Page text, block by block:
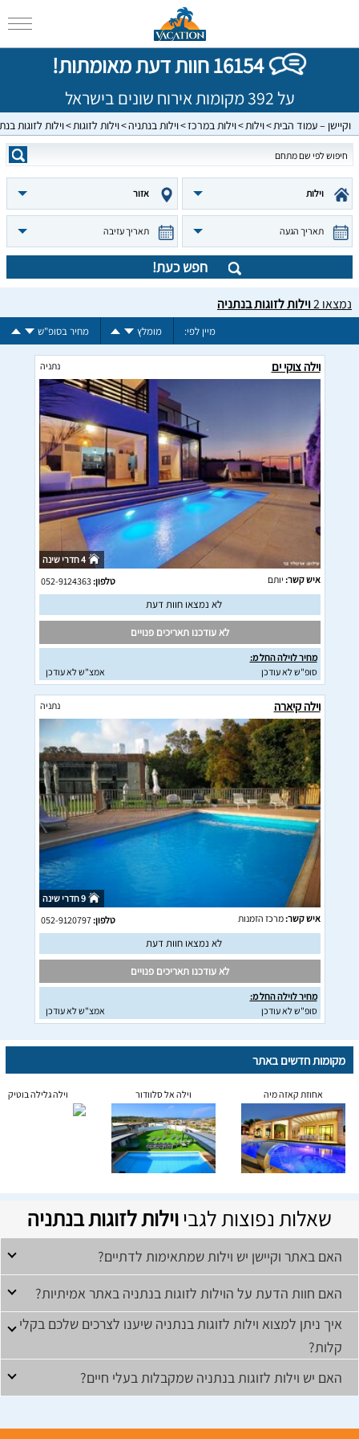
16154 חוות דעת מאומתות!
על 392 מקומות אירוח שונים בישראל
וקיישן – עמוד הבית וילות וילות במרכז וילות בנתניה וילות לזוגות וילות לזוגות
וילות אזור
תאריך הגעה תאריך עזיבה
חפש כעת!
נמצאו2וילות לזוגות בנתניה
מיין לפי: מומלץ מחיר בסופ"ש
וילה צוקי ים נתניה
4 חדרי שינה
איש קשר: יותם טלפון:052-9124363
לא נמצאו חוות דעת
לא עודכנו תאריכים פנויים
מחיר לוילה החל מ:
סופ"ש לא עודכן
אמצ"ש לא עודכן
וילה קיארה נתניה
9 חדרי שינה
איש קשר:מרכז הזמנות טלפון:052-9120797
לא נמצאו חוות דעת
לא עודכנו תאריכים פנויים
מחיר לוילה החל מ:
סופ"ש לא עודכן
אמצ"ש לא עודכן
מקומות חדשים באתר
אחוזת קאזה מיה וילה אל סלוודור וילה גלילה בוטיק
שאלות נפוצות לגביוילות לזוגות בנתניה
האם באתר וקיישן יש וילות שמתאימות לדתיים?
האם חוות הדעת על הוילות לזוגות בנתניה באתר אמיתיות?
איך ניתן למצוא וילות לזוגות בנתניה שיענו לצרכים שלכם בקלי
קלות?
האם יש וילות לזוגות בנתניה שמקבלות בעלי חיים?